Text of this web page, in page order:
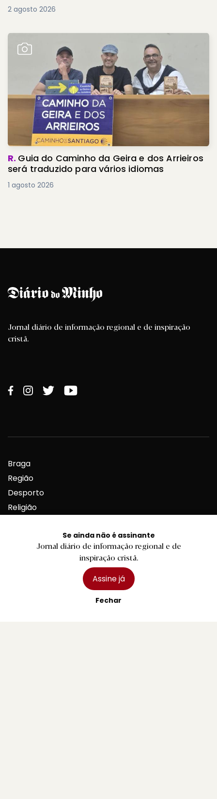
2 agosto 2026
R. Guia do Caminho da Geira e dos Arrieiros
será traduzido para vários idiomas
1 agosto 2026
Se ainda não é assinante
Jornal diário de informação regional e de
inspiração cristã.
Assine já
Fechar
Jornal diário de informação regional e de inspiração
cristã.
Braga
Região
Desporto
Religião